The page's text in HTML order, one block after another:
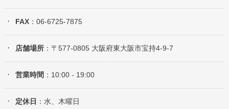
FAX ：06-6725-7875
店舗場所 ：〒577-0805 大阪府東大阪市宝持4-9-7
営業時間 ：10:00 - 19:00
定休日 ：水、木曜日